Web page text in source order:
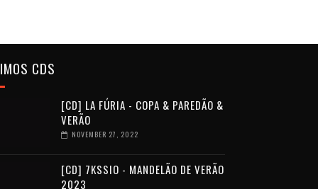
CDS
[CD] LA FÚRIA - COPA & PAREDÃO &
VERÃO
NOVEMBER 27, 2022
[CD] 7KSSIO - MANDELÃO DE VERÃO
2023